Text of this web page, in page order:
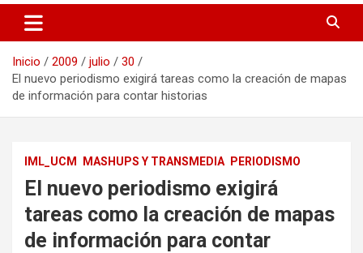
Inicio 2009 julio
30
El nuevo periodismo exigirá tareas como la creación de mapas
de información para contar historias
IML_UCM MASHUPS Y TRANSMEDIA PERIODISMO
El nuevo periodismo exigirá
tareas como la creación de mapas
de información para contar